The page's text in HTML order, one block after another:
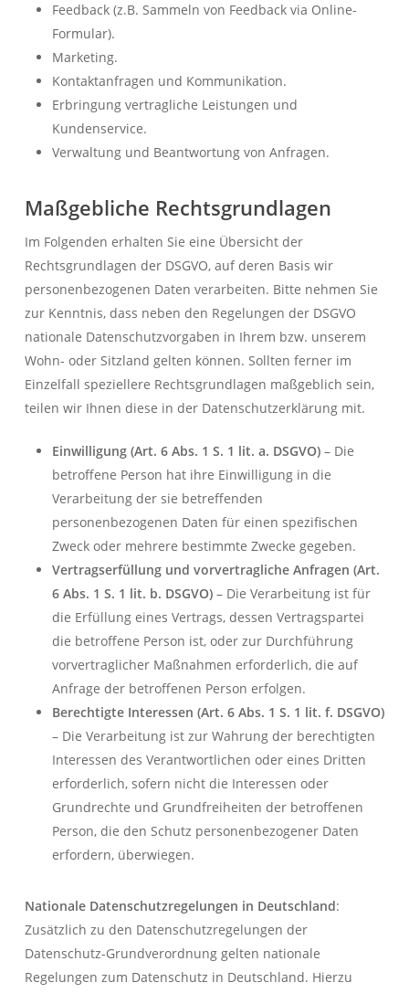
Feedback (z.B. Sammeln von Feedback via Online-
Formular).
Marketing.
Kontaktanfragen und Kommunikation.
Erbringung vertragliche Leistungen und
Kundenservice.
Verwaltung und Beantwortung von Anfragen.
Maßgebliche Rechtsgrundlagen
Im Folgenden erhalten Sie eine Übersicht der
Rechtsgrundlagen der DSGVO, auf deren Basis wir
personenbezogenen Daten verarbeiten. Bitte nehmen Sie
zur Kenntnis, dass neben den Regelungen der DSGVO
nationale Datenschutzvorgaben in Ihrem bzw. unserem
Wohn- oder Sitzland gelten können. Sollten ferner im
Einzelfall speziellere Rechtsgrundlagen maßgeblich sein,
teilen wir Ihnen diese in der Datenschutzerklärung mit.
Einwilligung (Art. 6 Abs. 1 S. 1 lit. a. DSGVO)– Die
betroffene Person hat ihre Einwilligung in die
Verarbeitung der sie betreffenden
personenbezogenen Daten für einen spezifischen
Zweck oder mehrere bestimmte Zwecke gegeben.
Vertragserfüllung und vorvertragliche Anfragen (Art.
6 Abs. 1 S. 1 lit. b. DSGVO)– Die Verarbeitung ist für
die Erfüllung eines Vertrags, dessen Vertragspartei
die betroffene Person ist, oder zur Durchführung
vorvertraglicher Maßnahmen erforderlich, die auf
Anfrage der betroffenen Person erfolgen.
Berechtigte Interessen (Art. 6 Abs. 1 S. 1 lit. f. DSGVO)
– Die Verarbeitung ist zur Wahrung der berechtigten
Interessen des Verantwortlichen oder eines Dritten
erforderlich, sofern nicht die Interessen oder
Grundrechte und Grundfreiheiten der betroffenen
Person, die den Schutz personenbezogener Daten
erfordern, überwiegen.
Nationale Datenschutzregelungen in Deutschland:
Zusätzlich zu den Datenschutzregelungen der
Datenschutz-Grundverordnung gelten nationale
Regelungen zum Datenschutz in Deutschland. Hierzu